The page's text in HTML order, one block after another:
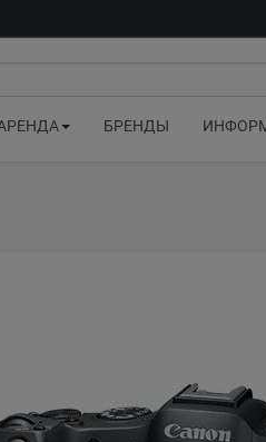
БРЕНДЫ